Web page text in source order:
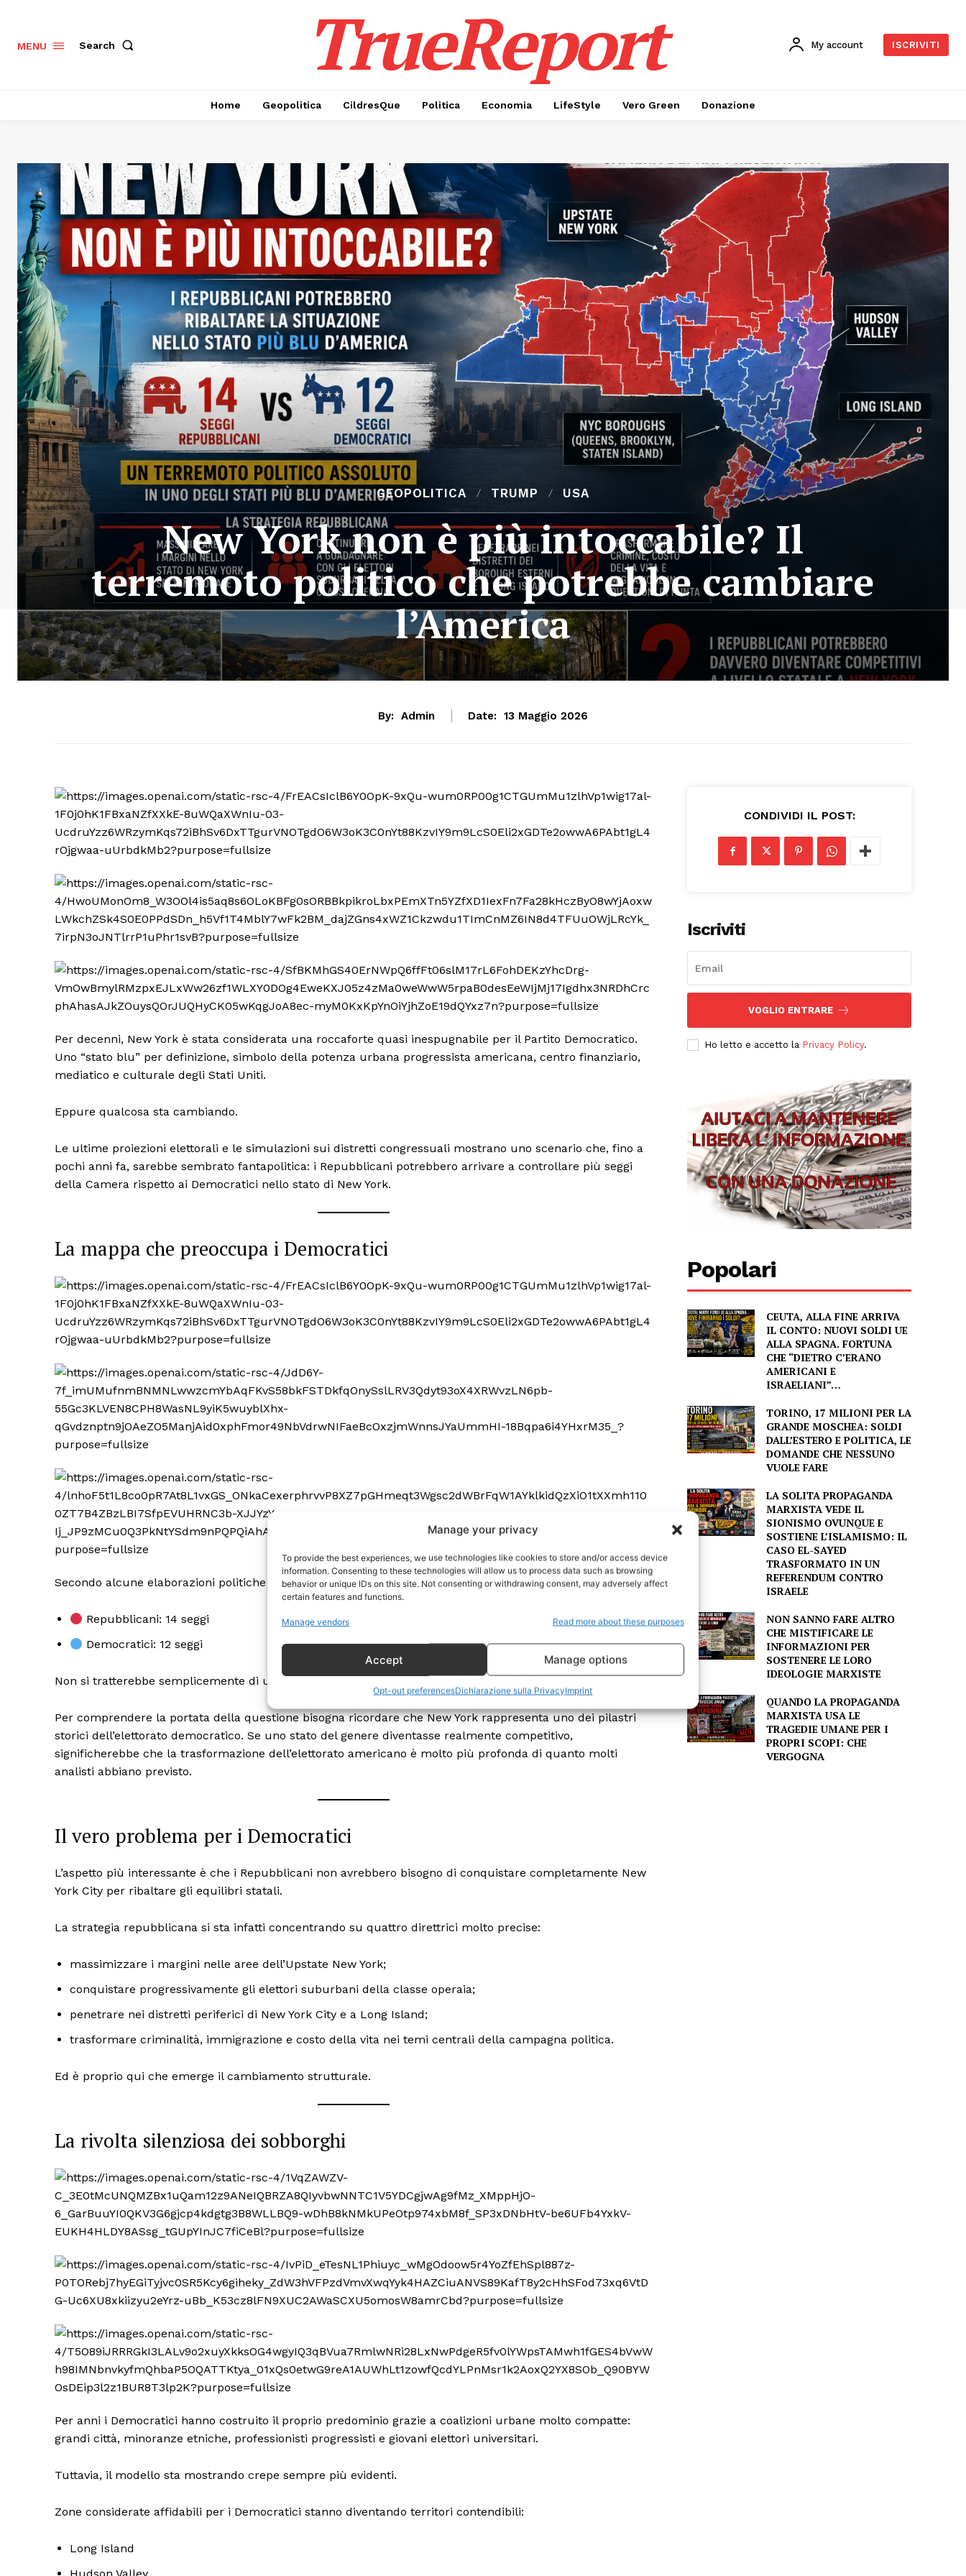
Manage your privacy
To provide the best experiences, we use technologies like cookies to store and/or access device
information. Consenting to these technologies will allow us to process data such as browsing
behavior or unique IDs on this site. Not consenting or withdrawing consent, may adversely affect
certain features and functions.
Manage vendors Read more about these purposes
Accept Manage options
Opt-out preferencesDichiarazione sulla PrivacyImprint
TrueReport
I cittadini sono le
ISCRIVITI ORA
Geopolitica
MENU Search TrueReport My account ISCRIVITI
Home Geopolitica CildresQue Politica Economia LifeStyle Vero Green Donazione
GEOPOLITICA TRUMP USA
New York non è più intoccabile? Il
terremoto politico che potrebbe cambiare
l’America
By: Admin Date: 13 Maggio 2026
Per decenni, New York è stata considerata una roccaforte quasi inespugnabile per il Partito Democratico.
Uno “stato blu” per definizione, simbolo della potenza urbana progressista americana, centro finanziario,
mediatico e culturale degli Stati Uniti.
Eppure qualcosa sta cambiando.
Le ultime proiezioni elettorali e le simulazioni sui distretti congressuali mostrano uno scenario che, fino a
pochi anni fa, sarebbe sembrato fantapolitica: i Repubblicani potrebbero arrivare a controllare più seggi
della Camera rispetto ai Democratici nello stato di New York.
La mappa che preoccupa i Democratici
Secondo alcune elaborazioni politiche recenti, la distribuzione dei seggi potrebbe configurarsi così:
Repubblicani: 14 seggi
Democratici: 12 seggi
Non si tratterebbe semplicemente di una vittoria simbolica. Sarebbe un vero terremoto politico nazionale.
Per comprendere la portata della questione bisogna ricordare che New York rappresenta uno dei pilastri
storici dell’elettorato democratico. Se uno stato del genere diventasse realmente competitivo,
significherebbe che la trasformazione dell’elettorato americano è molto più profonda di quanto molti
analisti abbiano previsto.
Il vero problema per i Democratici
L’aspetto più interessante è che i Repubblicani non avrebbero bisogno di conquistare completamente New
York City per ribaltare gli equilibri statali.
La strategia repubblicana si sta infatti concentrando su quattro direttrici molto precise:
massimizzare i margini nelle aree dell’Upstate New York;
conquistare progressivamente gli elettori suburbani della classe operaia;
penetrare nei distretti periferici di New York City e a Long Island;
trasformare criminalità, immigrazione e costo della vita nei temi centrali della campagna politica.
Ed è proprio qui che emerge il cambiamento strutturale.
La rivolta silenziosa dei sobborghi
Per anni i Democratici hanno costruito il proprio predominio grazie a coalizioni urbane molto compatte:
grandi città, minoranze etniche, professionisti progressisti e giovani elettori universitari.
Tuttavia, il modello sta mostrando crepe sempre più evidenti.
Zone considerate affidabili per i Democratici stanno diventando territori contendibili:
Long Island
CONDIVIDI IL POST:
Iscriviti
VOGLIO ENTRARE
Ho letto e accetto la Privacy Policy.
Popolari
CEUTA, ALLA FINE ARRIVA
IL CONTO: NUOVI SOLDI UE
ALLA SPAGNA. FORTUNA
CHE “DIETRO C’ERANO
AMERICANI E
ISRAELIANI”…
TORINO, 17 MILIONI PER LA
GRANDE MOSCHEA: SOLDI
DALL’ESTERO E POLITICA, LE
DOMANDE CHE NESSUNO
VUOLE FARE
LA SOLITA PROPAGANDA
MARXISTA VEDE IL
SIONISMO OVUNQUE E
SOSTIENE L’ISLAMISMO: IL
CASO EL-SAYED
TRASFORMATO IN UN
REFERENDUM CONTRO
ISRAELE
NON SANNO FARE ALTRO
CHE MISTIFICARE LE
INFORMAZIONI PER
SOSTENERE LE LORO
IDEOLOGIE MARXISTE
QUANDO LA PROPAGANDA
MARXISTA USA LE
TRAGEDIE UMANE PER I
PROPRI SCOPI: CHE
VERGOGNA